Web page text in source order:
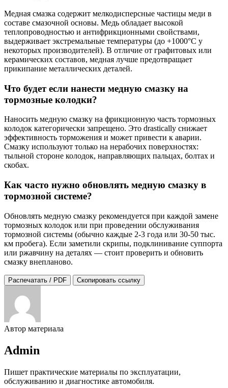
Медная смазка содержит мелкодисперсные частицы меди в
составе смазочной основы. Медь обладает высокой
теплопроводностью и антифрикционными свойствами,
выдерживает экстремальные температуры (до +1000°C у
некоторых производителей). В отличие от графитовых или
керамических составов, медная лучше предотвращает
прикипание металлических деталей.
Что будет если нанести медную смазку на
тормозные колодки?
Наносить медную смазку на фрикционную часть тормозных
колодок категорически запрещено. Это drastically снижает
эффективность торможения и может привести к аварии.
Смазку используют только на нерабочих поверхностях:
тыльной стороне колодок, направляющих пальцах, болтах и
скобах.
Как часто нужно обновлять медную смазку в
тормозной системе?
Обновлять медную смазку рекомендуется при каждой замене
тормозных колодок или при проведении обслуживания
тормозной системы (обычно каждые 2-3 года или 30-50 тыс.
км пробега). Если заметили скрипы, подклинивание суппорта
или ржавчину на деталях — стоит проверить и обновить
смазку внепланово.
Распечатать / PDF Скопировать ссылку
Автор материала
Admin
Пишет практические материалы по эксплуатации,
обслуживанию и диагностике автомобиля.